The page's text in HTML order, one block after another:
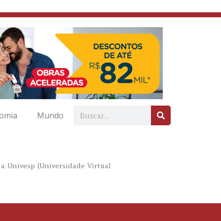
Mundo
Univesp (Universidade Virtual